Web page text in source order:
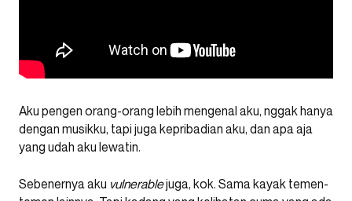
Aku pengen orang-orang lebih mengenal aku, nggak hanya
dengan musikku, tapi juga kepribadian aku, dan apa aja
yang udah aku lewatin.
Sebenernya aku vulnerablejuga, kok. Sama kayak temen-